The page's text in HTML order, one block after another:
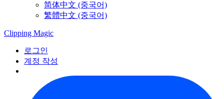
简体中文 (중국어)
繁體中文 (중국어)
Clipping Magic
로그인
계정 작성